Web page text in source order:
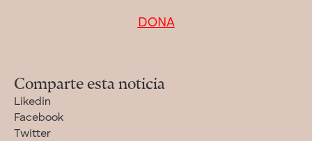
DONA
Comparte esta noticia
Likedin
Facebook
Twitter